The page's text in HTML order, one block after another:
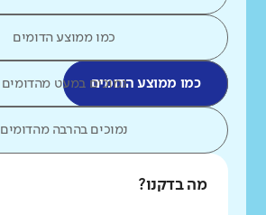
כמו ממוצע הדומים
כמו ממוצע הדומיםנמוכים במעט מהדומים
נמוכים בהרבה מהדומים
מה בדקנו?